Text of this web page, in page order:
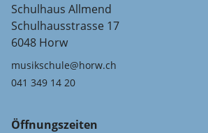
Schulhaus Allmend
Schulhausstrasse 17
6048 Horw
musikschule@horw.ch
041 349 14 20
Öffnungszeiten